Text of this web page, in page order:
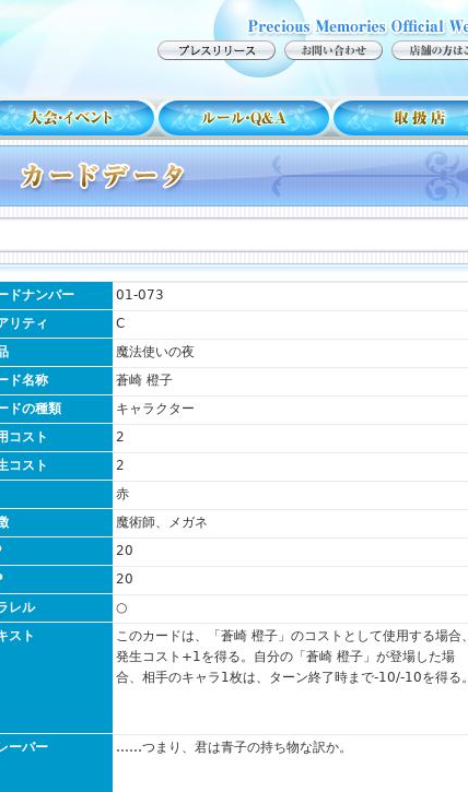
ドナンバー
01-073
リティ
C
魔法使いの夜
ド名称
蒼崎 橙子
ドの種類
キャラクター
コスト
2
コスト
2
赤
魔術師、メガネ
20
20
レル
○
スト
このカードは、「蒼崎 橙子」のコストとして使用する場合、
発生コスト+1を得る。自分の「蒼崎 橙子」が登場した場
合、相手のキャラ1枚は、ターン終了時まで-10/-10を得る。
ーバー ……つまり、君は青子の持ち物な訳か。